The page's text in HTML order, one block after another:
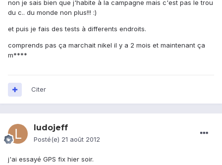
non je sais bien que j'habite à la campagne mais c'est pas le trou
du c.. du monde non plus!!! :)
et puis je fais des tests à differents endroits.
comprends pas ça marchait nikel il y a 2 mois et maintenant ça
m****
Citer
ludojeff
Posté(e) 21 août 2012
j'ai essayé GPS fix hier soir.